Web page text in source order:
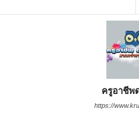
ครูอาชีพ
https://